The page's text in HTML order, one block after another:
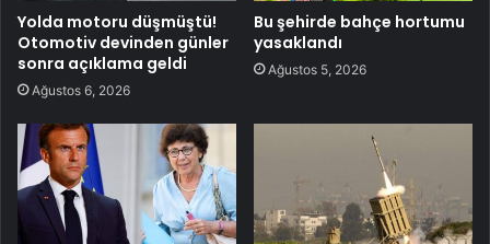
Yolda motoru düşmüştü!
Otomotiv devinden günler
sonra açıklama geldi
Ağustos 6, 2026
Bu şehirde bahçe hortumu
yasaklandı
Ağustos 5, 2026